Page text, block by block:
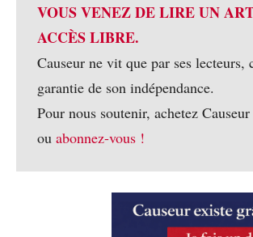
VOUS VENEZ DE LIRE UN
ACCÈS LIBRE.
Causeur ne vit que par ses lecteurs,
garantie de son indépendance.
Pour nous soutenir, achetez
ou abonnez-vous !